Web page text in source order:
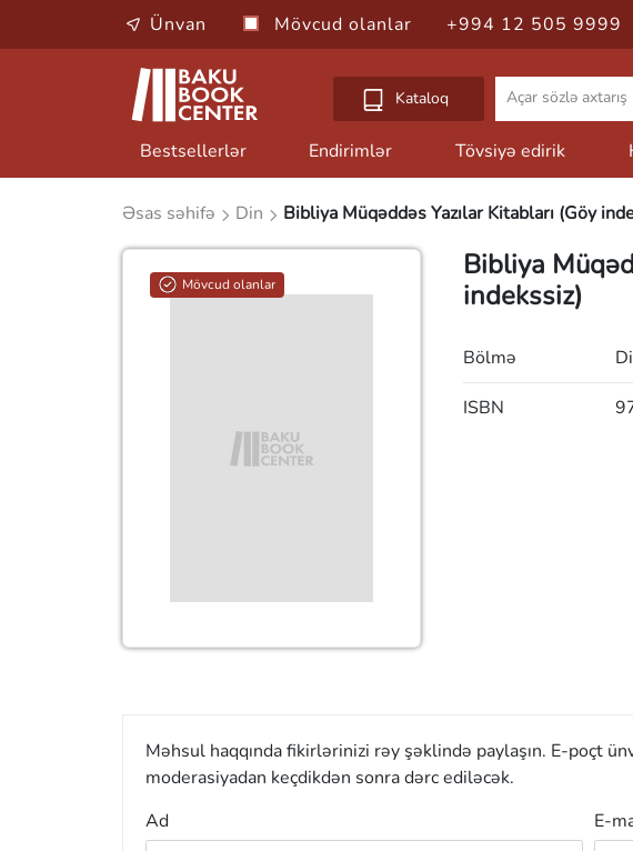
Ünvan Mövcud olanlar +994 12 505 9999
Kataloq
Bestsellerlər Endirimlər Tövsiyə edirik
Əsas səhifə Din Bibliya Müqəddəs Yazılar Kitabları (Göy
Mövcud olanlar
Bibliya
indekssiz)
Bölmə
ISBN
Məhsul haqqında fikirlərinizi rəy şəklində paylaşın. E-poçt
moderasiyadan keçdikdən sonra dərc ediləcək.
Ad
E-